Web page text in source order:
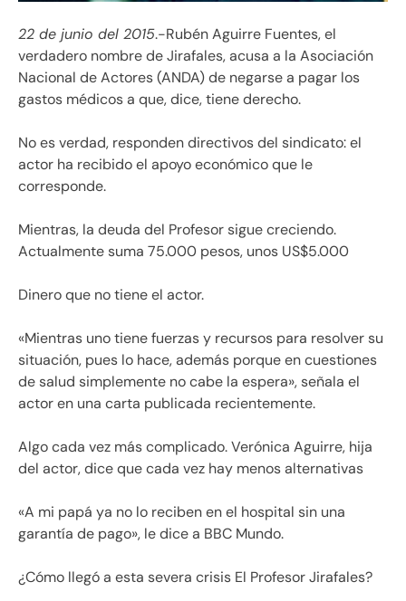
22 de junio del 2015.-Rubén Aguirre Fuentes, el
verdadero nombre de Jirafales, acusa a la Asociación
Nacional de Actores (ANDA) de negarse a pagar los
gastos médicos a que, dice, tiene derecho.
No es verdad, responden directivos del sindicato: el
actor ha recibido el apoyo económico que le
corresponde.
Mientras, la deuda del Profesor sigue creciendo.
Actualmente suma 75.000 pesos, unos US$5.000
Dinero que no tiene el actor.
«Mientras uno tiene fuerzas y recursos para resolver su
situación, pues lo hace, además porque en cuestiones
de salud simplemente no cabe la espera», señala el
actor en una carta publicada recientemente.
Algo cada vez más complicado. Verónica Aguirre, hija
del actor, dice que cada vez hay menos alternativas
«A mi papá ya no lo reciben en el hospital sin una
garantía de pago», le dice a BBC Mundo.
¿Cómo llegó a esta severa crisis El Profesor Jirafales?